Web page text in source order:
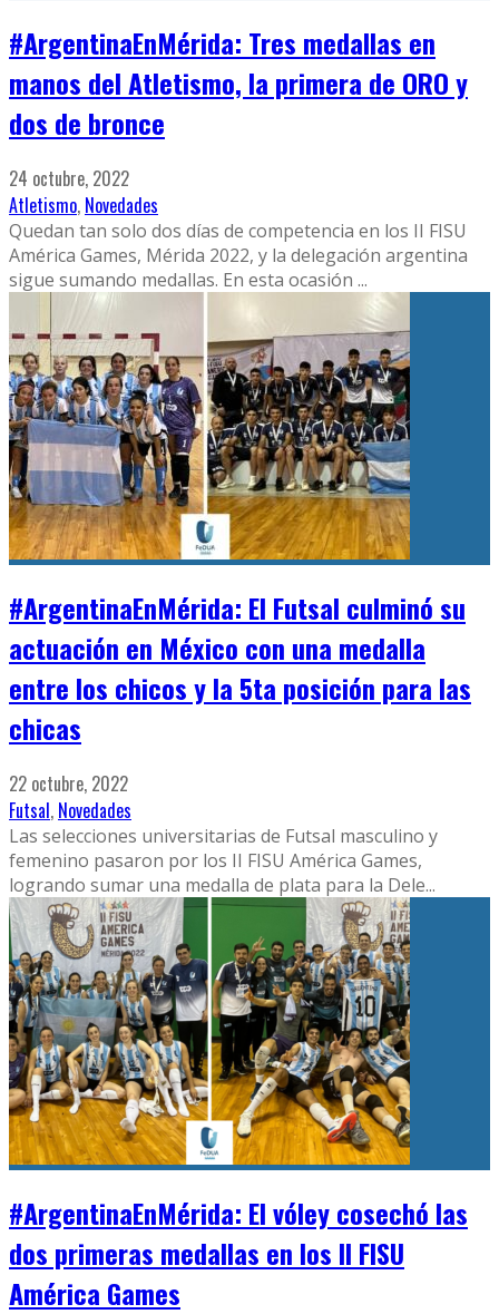
#ArgentinaEnMérida: Tres medallas en
manos del Atletismo, la primera de ORO y
dos de bronce
24 octubre, 2022
Atletismo, Novedades
Quedan tan solo dos días de competencia en los II FISU
América Games, Mérida 2022, y la delegación argentina
sigue sumando medallas. En esta ocasión ...
#ArgentinaEnMérida: El Futsal culminó su
actuación en México con una medalla
entre los chicos y la 5ta posición para las
chicas
22 octubre, 2022
Futsal, Novedades
Las selecciones universitarias de Futsal masculino y
femenino pasaron por los II FISU América Games,
logrando sumar una medalla de plata para la Dele...
#ArgentinaEnMérida: El vóley cosechó las
dos primeras medallas en los II FISU
América Games